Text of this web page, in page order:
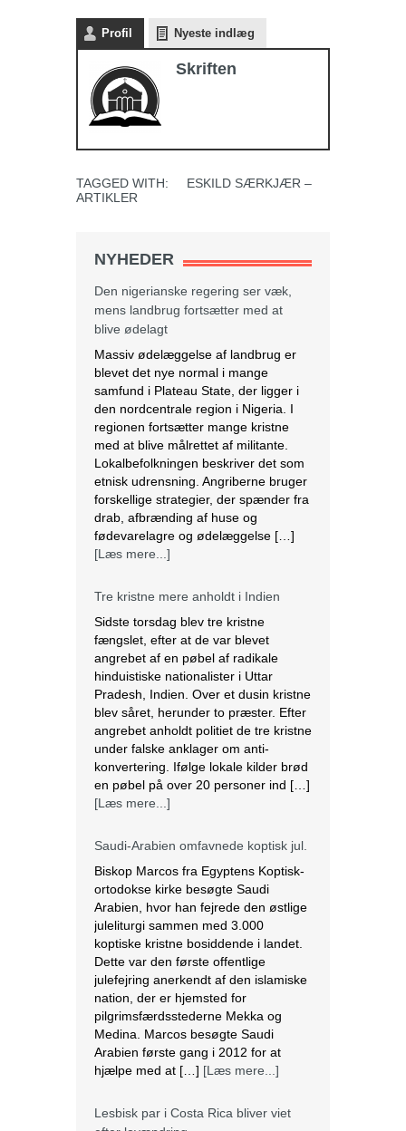
Profil Nyeste indlæg
Skriften
TAGGED WITH:
ESKILD SÆRKJÆR –
ARTIKLER
NYHEDER
Den nigerianske regering ser væk,
mens landbrug fortsætter med at
blive ødelagt
Massiv ødelæggelse af landbrug er
blevet det nye normal i mange
samfund i Plateau State, der ligger i
den nordcentrale region i Nigeria. I
regionen fortsætter mange kristne
med at blive målrettet af militante.
Lokalbefolkningen beskriver det som
etnisk udrensning. Angriberne bruger
forskellige strategier, der spænder fra
drab, afbrænding af huse og
fødevarelagre og ødelæggelse […]
[Læs mere...]
Tre kristne mere anholdt i Indien
Sidste torsdag blev tre kristne
fængslet, efter at de var blevet
angrebet af en pøbel af radikale
hinduistiske nationalister i Uttar
Pradesh, Indien. Over et dusin kristne
blev såret, herunder to præster. Efter
angrebet anholdt politiet de tre kristne
under falske anklager om anti-
konvertering. Ifølge lokale kilder brød
en pøbel på over 20 personer ind […]
[Læs mere...]
Saudi-Arabien omfavnede koptisk jul.
Biskop Marcos fra Egyptens Koptisk-
ortodokse kirke besøgte Saudi
Arabien, hvor han fejrede den østlige
juleliturgi sammen med 3.000
koptiske kristne bosiddende i landet.
Dette var den første offentlige
julefejring anerkendt af den islamiske
nation, der er hjemsted for
pilgrimsfærdsstederne Mekka og
Medina. Marcos besøgte Saudi
Arabien første gang i 2012 for at
hjælpe med at […] [Læs mere...]
Lesbisk par i Costa Rica bliver viet